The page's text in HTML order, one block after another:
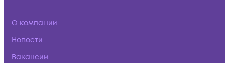
О компании
Новости
Вакансии